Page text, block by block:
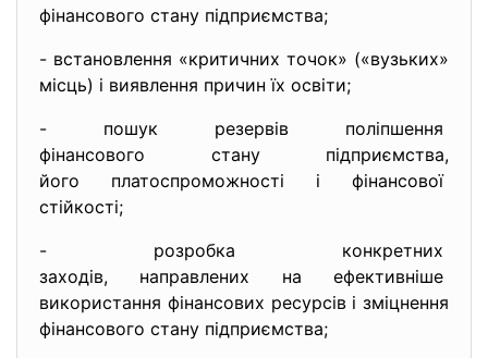
фінансового стану підприємства;
- встановлення «критичних точок» («вузьких»
місць) і виявлення причин їх освіти;
- пошук резервів поліпшення
фінансового стану підприємства,
його платоспроможності і фінансової
стійкості;
- розробка конкретних
заходів, направлених на ефективніше
використання фінансових ресурсів і зміцнення
фінансового стану підприємства;